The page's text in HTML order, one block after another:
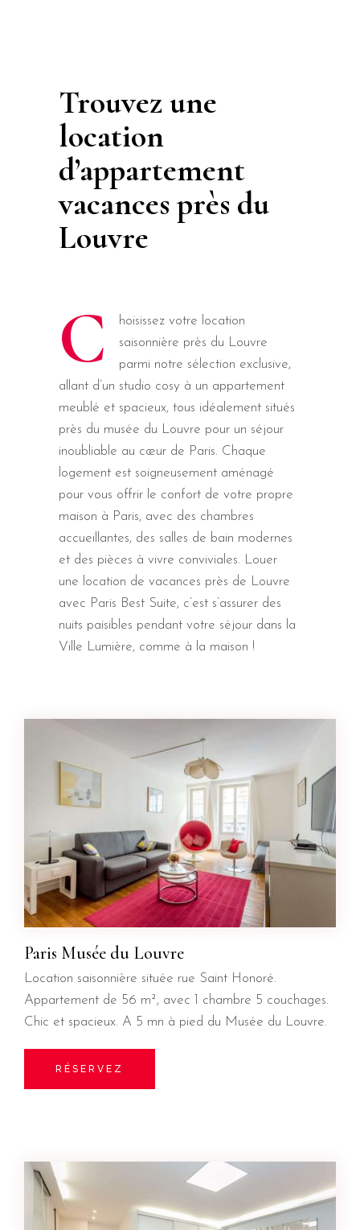
Trouvez une
location
d’appartement
vacances près du
Louvre
C
hoisissez votre location
saisonnière près du Louvre
parmi notre sélection exclusive,
allant d’un studio cosy à un appartement
meublé et spacieux, tous idéalement situés
près du musée du Louvre pour un séjour
inoubliable au cœur de Paris. Chaque
logement est soigneusement aménagé
pour vous offrir le confort de votre propre
maison à Paris, avec des chambres
accueillantes, des salles de bain modernes
et des pièces à vivre conviviales. Louer
une location de vacances près de Louvre
avec Paris Best Suite, c’est s’assurer des
nuits paisibles pendant votre séjour dans la
Ville Lumière, comme à la maison !
Paris Musée du Louvre
Location saisonnière située rue Saint Honoré.
Appartement de 56 m², avec 1 chambre 5 couchages.
Chic et spacieux. A 5 mn à pied du Musée du Louvre.
RÉSERVEZ